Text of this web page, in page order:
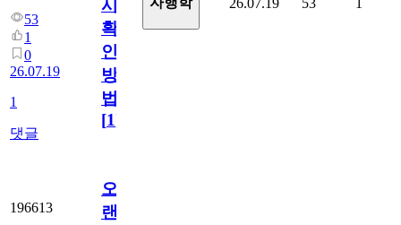
53
1
0
26.07.19
1
댓글
시
확
인
방
법
[1]
196613
오
랜